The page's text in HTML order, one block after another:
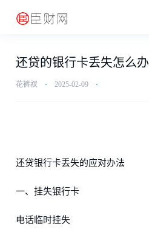
还贷的银行卡丢失怎么办
花裤衩 ⋅ 2025-02-09 ⋅
还贷银行卡丢失的应对办法
一、挂失银行卡
电话临时挂失